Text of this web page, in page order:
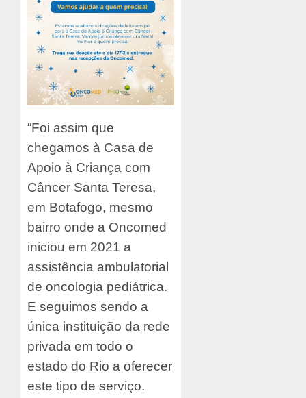
“Foi assim que
chegamos à Casa de
Apoio à Criança com
Câncer Santa Teresa,
em Botafogo, mesmo
bairro onde a Oncomed
iniciou em 2021 a
assistência ambulatorial
de oncologia pediátrica.
E seguimos sendo a
única instituição da rede
privada em todo o
estado do Rio a oferecer
este tipo de serviço.